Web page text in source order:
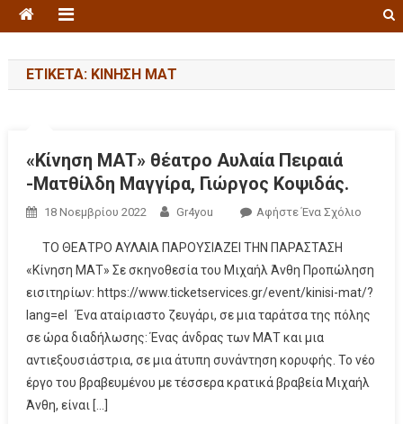
ΕΤΙΚΈΤΑ: ΚΊΝΗΣΗ ΜΑΤ
«Κίνηση ΜΑΤ» θέατρο Αυλαία Πειραιά
-Ματθίλδη Μαγγίρα, Γιώργος Κοψιδάς.
18 Νοεμβρίου 2022 Gr4you Αφήστε Ένα Σχόλιο
ΤΟ ΘΕΑΤΡΟ ΑΥΛΑΙΑ ΠΑΡΟΥΣΙΑΖΕΙ ΤΗΝ ΠΑΡΑΣΤΑΣΗ
«Κίνηση ΜΑΤ» Σε σκηνοθεσία του Μιχαήλ Άνθη Προπώληση
εισιτηρίων: https://www.ticketservices.gr/event/kinisi-mat/?
lang=el Ένα αταίριαστο ζευγάρι, σε μια ταράτσα της πόλης
σε ώρα διαδήλωσης: Ένας άνδρας των ΜΑΤ και μια
αντιεξουσιάστρια, σε μια άτυπη συνάντηση κορυφής. Το νέο
έργο του βραβευμένου με τέσσερα κρατικά βραβεία Μιχαήλ
Άνθη, είναι […]